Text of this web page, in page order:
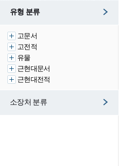
유형 분류
고문서
고전적
유물
근현대문서
근현대전적
소장처 분류